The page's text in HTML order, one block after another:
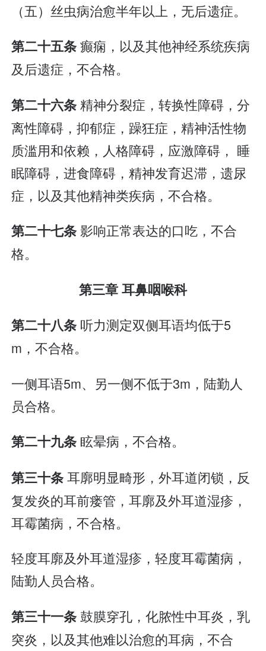
（五）丝虫病治愈半年以上，无后遗症。
第二十五条癫痫，以及其他神经系统疾病
及后遗症，不合格。
第二十六条精神分裂症，转换性障碍，分
离性障碍，抑郁症，躁狂症，精神活性物
质滥用和依赖，人格障碍，应激障碍， 睡
眠障碍，进食障碍，精神发育迟滞，遗尿
症，以及其他精神类疾病，不合格。
第二十七条影响正常表达的口吃，不合
格。
第三章 耳鼻咽喉科
第二十八条 听力测定双侧耳语均低于5
m，不合格。
一侧耳语5m、另一侧不低于3m，陆勤人
员合格。
第二十九条 眩晕病，不合格。
第三十条耳廓明显畸形，外耳道闭锁，反
复发炎的耳前瘘管，耳廓及外耳道湿疹，
耳霉菌病，不合格。
轻度耳廓及外耳道湿疹，轻度耳霉菌病，
陆勤人员合格。
第三十一条鼓膜穿孔，化脓性中耳炎，乳
突炎，以及其他难以治愈的耳病，不合